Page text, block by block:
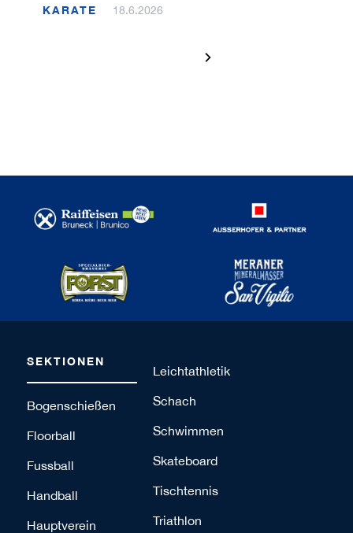
KARATE 18.6.2026
SEKTIONEN
Bogenschießen
Floorball
Fussball
Handball
Hauptverein
Leichtathletik
Schach
Schwimmen
Skateboard
Tischtennis
Triathlon